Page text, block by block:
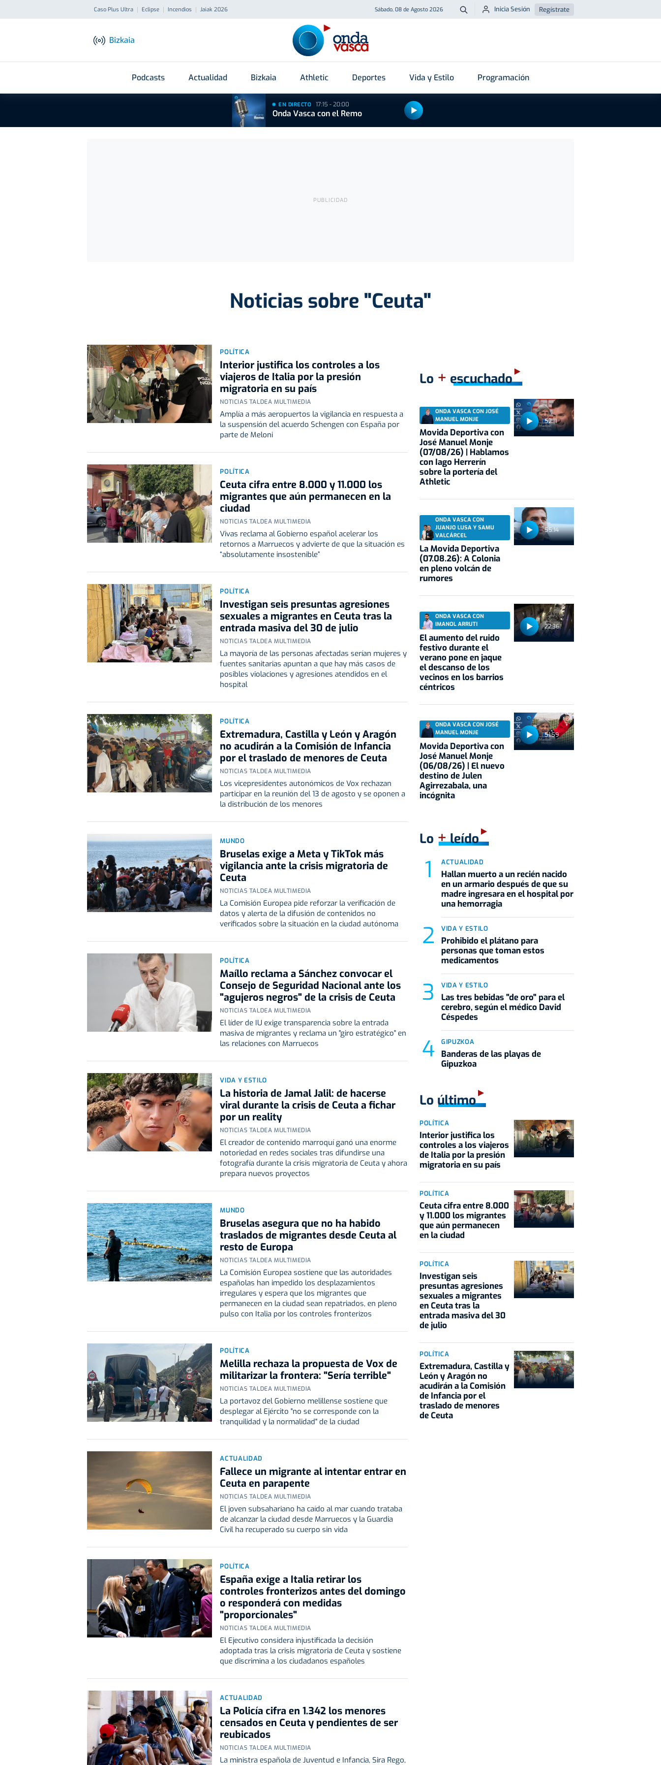
Caso Plus Ultra Eclipse Incendios Jaiak 2026 Sábado, 08 de Agosto 2026 Buscar
Inicia Sesión Regístrate
Bizkaia
Podcasts Actualidad Bizkaia Athletic Deportes Vida y Estilo Programación
EN DIRECTO 17:15 - 20:00
Onda Vasca con el Remo
Noticias sobre "Ceuta"
POLÍTICA
Interior justifica los controles a los
viajeros de Italia por la presión
migratoria en su país
NOTICIAS TALDEA MULTIMEDIA
Amplía a más aeropuertos la vigilancia en respuesta a
la suspensión del acuerdo Schengen con España por
parte de Meloni
POLÍTICA
Ceuta cifra entre 8.000 y 11.000 los
migrantes que aún permanecen en la
ciudad
NOTICIAS TALDEA MULTIMEDIA
Vivas reclama al Gobierno español acelerar los
retornos a Marruecos y advierte de que la situación es
“absolutamente insostenible”
POLÍTICA
Investigan seis presuntas agresiones
sexuales a migrantes en Ceuta tras la
entrada masiva del 30 de julio
NOTICIAS TALDEA MULTIMEDIA
La mayoría de las personas afectadas serían mujeres y
fuentes sanitarias apuntan a que hay más casos de
posibles violaciones y agresiones atendidos en el
hospital
POLÍTICA
Extremadura, Castilla y León y Aragón
no acudirán a la Comisión de Infancia
por el traslado de menores de Ceuta
NOTICIAS TALDEA MULTIMEDIA
Los vicepresidentes autonómicos de Vox rechazan
participar en la reunión del 13 de agosto y se oponen a
la distribución de los menores
MUNDO
Bruselas exige a Meta y TikTok más
vigilancia ante la crisis migratoria de
Ceuta
NOTICIAS TALDEA MULTIMEDIA
La Comisión Europea pide reforzar la verificación de
datos y alerta de la difusión de contenidos no
verificados sobre la situación en la ciudad autónoma
POLÍTICA
Maíllo reclama a Sánchez convocar el
Consejo de Seguridad Nacional ante los
"agujeros negros" de la crisis de Ceuta
NOTICIAS TALDEA MULTIMEDIA
El líder de IU exige transparencia sobre la entrada
masiva de migrantes y reclama un "giro estratégico" en
las relaciones con Marruecos
VIDA Y ESTILO
La historia de Jamal Jalil: de hacerse
viral durante la crisis de Ceuta a fichar
por un reality
NOTICIAS TALDEA MULTIMEDIA
El creador de contenido marroquí ganó una enorme
notoriedad en redes sociales tras difundirse una
fotografía durante la crisis migratoria de Ceuta y ahora
prepara nuevos proyectos
MUNDO
Bruselas asegura que no ha habido
traslados de migrantes desde Ceuta al
resto de Europa
NOTICIAS TALDEA MULTIMEDIA
La Comisión Europea sostiene que las autoridades
españolas han impedido los desplazamientos
irregulares y espera que los migrantes que
permanecen en la ciudad sean repatriados, en pleno
pulso con Italia por los controles fronterizos
POLÍTICA
Melilla rechaza la propuesta de Vox de
militarizar la frontera: "Sería terrible"
NOTICIAS TALDEA MULTIMEDIA
La portavoz del Gobierno melillense sostiene que
desplegar al Ejército "no se corresponde con la
tranquilidad y la normalidad" de la ciudad
ACTUALIDAD
Fallece un migrante al intentar entrar en
Ceuta en parapente
NOTICIAS TALDEA MULTIMEDIA
El joven subsahariano ha caído al mar cuando trataba
de alcanzar la ciudad desde Marruecos y la Guardia
Civil ha recuperado su cuerpo sin vida
POLÍTICA
España exige a Italia retirar los
controles fronterizos antes del domingo
o responderá con medidas
"proporcionales"
NOTICIAS TALDEA MULTIMEDIA
El Ejecutivo considera injustificada la decisión
adoptada tras la crisis migratoria de Ceuta y sostiene
que discrimina a los ciudadanos españoles
ACTUALIDAD
La Policía cifra en 1.342 los menores
censados en Ceuta y pendientes de ser
reubicados
NOTICIAS TALDEA MULTIMEDIA
La ministra española de Juventud e Infancia, Sira Rego,
Lo + escuchado
52:11
ONDA VASCA CON JOSÉ
MANUEL MONJE
Movida Deportiva con
José Manuel Monje
(07/08/26) | Hablamos
con Iago Herrerín
sobre la portería del
Athletic
55:14
ONDA VASCA CON
JUANJO LUSA Y SAMU
VALCÁRCEL
La Movida Deportiva
(07.08.26): A Colonia
en pleno volcán de
rumores
22:36
ONDA VASCA CON
IMANOL ARRUTI
El aumento del ruido
festivo durante el
verano pone en jaque
el descanso de los
vecinos en los barrios
céntricos
51:59
ONDA VASCA CON JOSÉ
MANUEL MONJE
Movida Deportiva con
José Manuel Monje
(06/08/26) | El nuevo
destino de Julen
Agirrezabala, una
incógnita
Lo +leído
ACTUALIDAD
Hallan muerto a un recién nacido
en un armario después de que su
madre ingresara en el hospital por
una hemorragia
VIDA Y ESTILO
Prohibido el plátano para
personas que toman estos
medicamentos
VIDA Y ESTILO
Las tres bebidas "de oro" para el
cerebro, según el médico David
Céspedes
GIPUZKOA
Banderas de las playas de
Gipuzkoa
Lo último
POLÍTICA
Interior justifica los
controles a los viajeros
de Italia por la presión
migratoria en su país
POLÍTICA
Ceuta cifra entre 8.000
y 11.000 los migrantes
que aún permanecen
en la ciudad
POLÍTICA
Investigan seis
presuntas agresiones
sexuales a migrantes
en Ceuta tras la
entrada masiva del 30
de julio
POLÍTICA
Extremadura, Castilla y
León y Aragón no
acudirán a la Comisión
de Infancia por el
traslado de menores
de Ceuta